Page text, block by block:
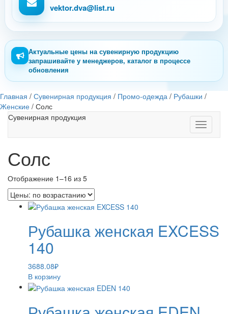
vektor.dva@list.ru
Актуальные цены на сувенирную продукцию
запрашивайте у менеджеров, каталог в процессе
обновления
Главная / Сувенирная продукция / Промо-одежда / Рубашки /
Женские / Солс
Toggle
Сувенирная продукция
Солс
Отображение 1–16 из 5
Рубашка женская EXCESS
140
3688.08₽
В корзину